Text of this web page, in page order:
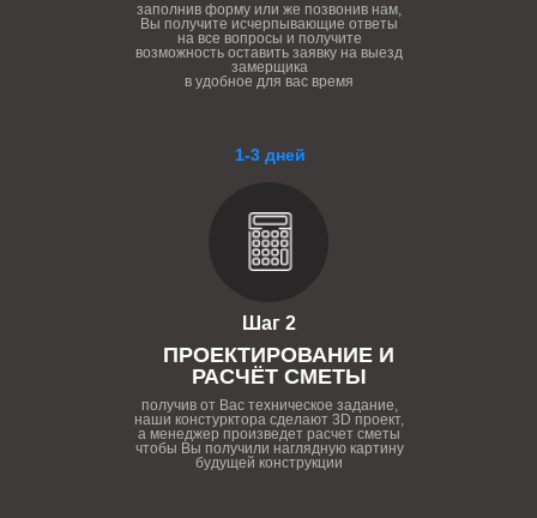
1-3 дней
Шаг 2
ПРОЕКТИРОВАНИЕ И
РАСЧЁТ СМЕТЫ
получив от Вас техническое задание,
наши констурктора сделают 3D проект,
а менеджер произведет расчет сметы
чтобы Вы получили наглядную картину
будущей конструкции
заполнив форму или же позвонив нам,
Вы получите исчерпывающие ответы
на все вопросы и получите
возможность оставить заявку на выезд
замерщика
в удобное для вас время